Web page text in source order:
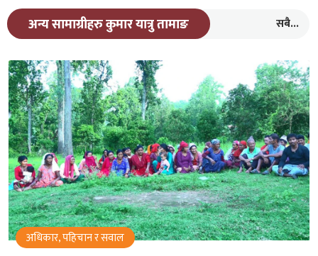
अन्य सामाग्रीहरु कुमार यात्रु तामाङ सबै...
अधिकार, पहिचान र सवाल